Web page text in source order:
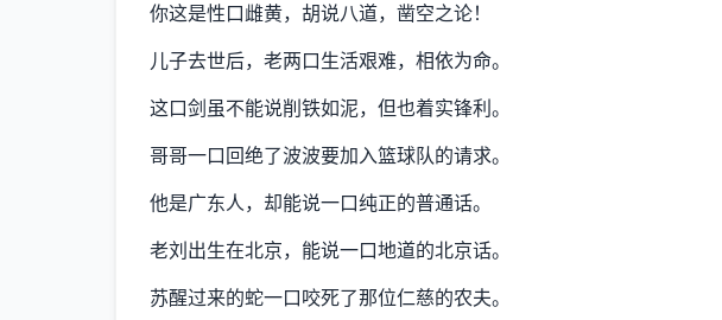
你这是性口雌黄，胡说八道，凿空之论！
儿子去世后，老两口生活艰难，相依为命。
这口剑虽不能说削铁如泥，但也着实锋利。
哥哥一口回绝了波波要加入篮球队的请求。
他是广东人，却能说一口纯正的普通话。
老刘出生在北京，能说一口地道的北京话。
苏醒过来的蛇一口咬死了那位仁慈的农夫。